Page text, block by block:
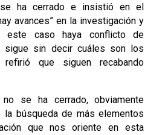
ha cerrado e insistió en el
avances” en la investigación y
este caso haya conflicto de
sigue sin decir cuáles son los
que siguen recabando
no se ha cerrado, obviamente
la búsqueda de más elementos
que nos oriente en esta